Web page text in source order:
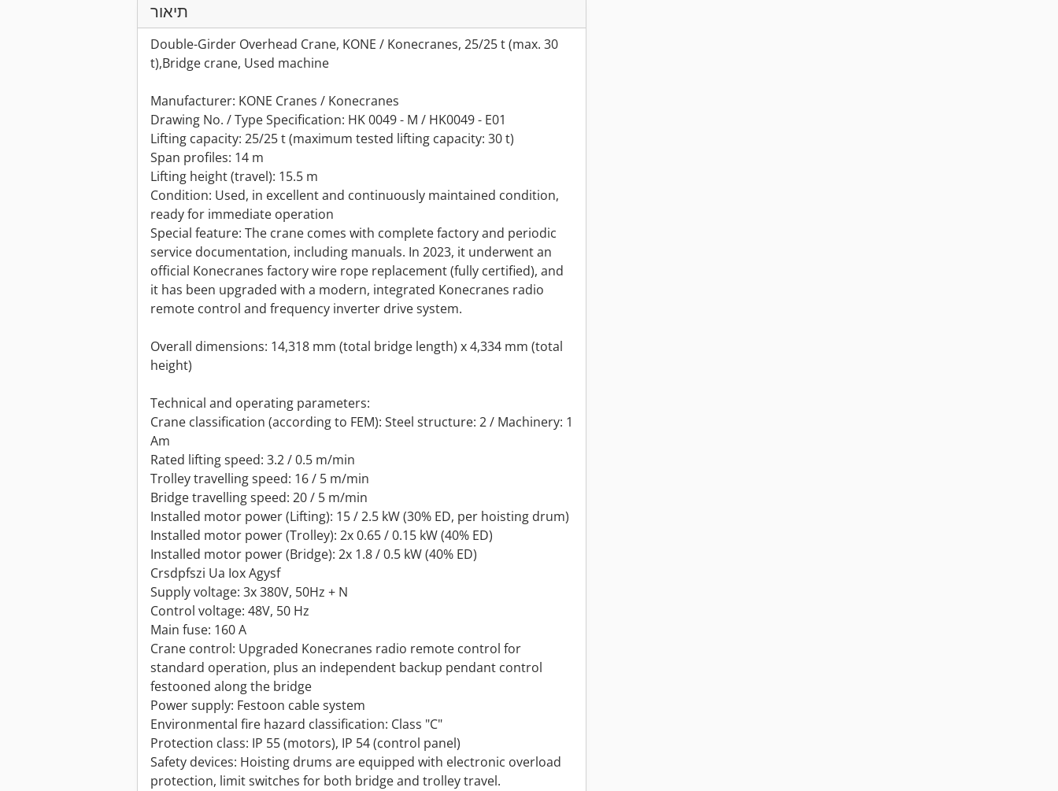
תיאור
Double-Girder Overhead Crane, KONE / Konecranes, 25/25 t (max. 30
t),Bridge crane, Used machine
Manufacturer: KONE Cranes / Konecranes
Drawing No. / Type Specification: HK 0049 - M / HK0049 - E01
Lifting capacity: 25/25 t (maximum tested lifting capacity: 30 t)
Span profiles: 14 m
Lifting height (travel): 15.5 m
Condition: Used, in excellent and continuously maintained condition,
ready for immediate operation
Special feature: The crane comes with complete factory and periodic
service documentation, including manuals. In 2023, it underwent an
official Konecranes factory wire rope replacement (fully certified), and
it has been upgraded with a modern, integrated Konecranes radio
remote control and frequency inverter drive system.
Overall dimensions: 14,318 mm (total bridge length) x 4,334 mm (total
height)
Technical and operating parameters:
Crane classification (according to FEM): Steel structure: 2 / Machinery: 1
Am
Rated lifting speed: 3.2 / 0.5 m/min
Trolley travelling speed: 16 / 5 m/min
Bridge travelling speed: 20 / 5 m/min
Installed motor power (Lifting): 15 / 2.5 kW (30% ED, per hoisting drum)
Installed motor power (Trolley): 2x 0.65 / 0.15 kW (40% ED)
Installed motor power (Bridge): 2x 1.8 / 0.5 kW (40% ED)
Crsdpfszi Ua Iox Agysf
Supply voltage: 3x 380V, 50Hz + N
Control voltage: 48V, 50 Hz
Main fuse: 160 A
Crane control: Upgraded Konecranes radio remote control for
standard operation, plus an independent backup pendant control
festooned along the bridge
Power supply: Festoon cable system
Environmental fire hazard classification: Class "C"
Protection class: IP 55 (motors), IP 54 (control panel)
Safety devices: Hoisting drums are equipped with electronic overload
protection, limit switches for both bridge and trolley travel.